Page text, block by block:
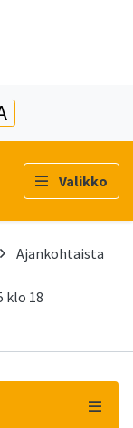
Valikko
Ajankohtaista
klo 18